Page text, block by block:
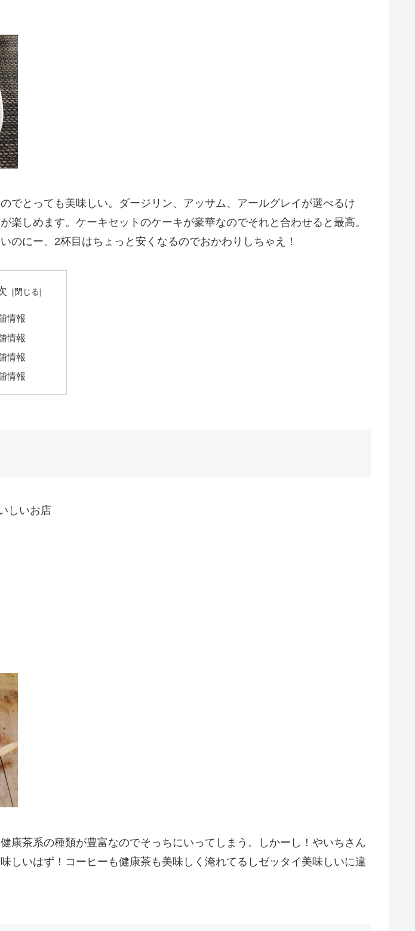
でとっても美味しい。ダージリン、アッサム、アールグレイが選べるけ
しめます。ケーキセットのケーキが豪華なのでそれと合わせると最高。
のにー。2杯目はちょっと安くなるのでおかわりしちゃえ！
情報
情報
情報
情報
しいお店
茶系の種類が豊富なのでそっちにいってしまう。しかーし！やいちさん
しいはず！コーヒーも健康茶も美味しく淹れてるしゼッタイ美味しいに違